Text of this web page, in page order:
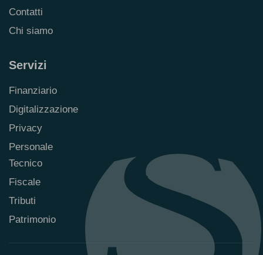
Contatti
Chi siamo
Servizi
Finanziario
Digitalizzazione
Privacy
Personale
Tecnico
Fiscale
Tributi
Patrimonio